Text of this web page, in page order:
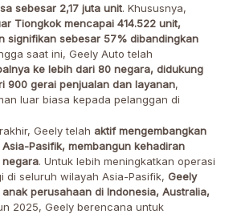
sebesar 2,17 juta unit. Khususnya,
Tiongkok mencapai 414.522 unit,
signifikan sebesar 57% dibandingkan
saat ini, Geely Auto telah
ke lebih dari 80 negara, didukung
900 gerai penjualan dan layanan,
luar biasa kepada pelanggan di
Geely telah aktif mengembangkan
Pasifik, membangun kehadiran
negara. Untuk lebih meningkatkan operasi
di seluruh wilayah Asia-Pasifik, Geely
perusahaan di Indonesia, Australia,
2025, Geely berencana untuk